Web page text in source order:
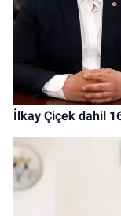
İlkay Çiçek dahil